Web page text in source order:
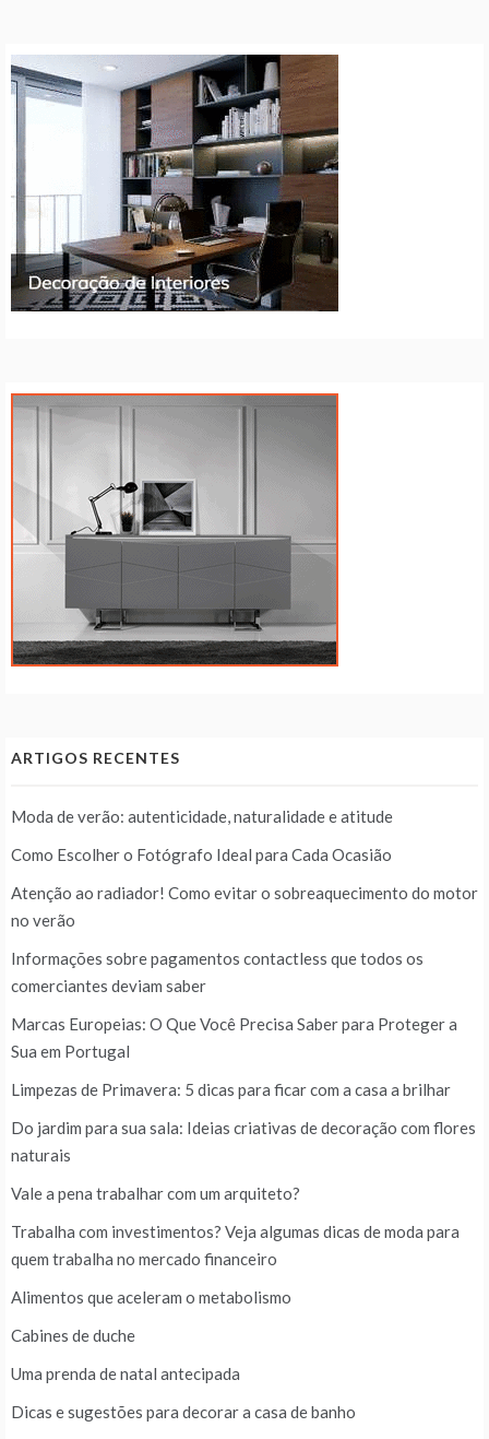
ARTIGOS RECENTES
Moda de verão: autenticidade, naturalidade e atitude
Como Escolher o Fotógrafo Ideal para Cada Ocasião
Atenção ao radiador! Como evitar o sobreaquecimento do motor
no verão
Informações sobre pagamentos contactless que todos os
comerciantes deviam saber
Marcas Europeias: O Que Você Precisa Saber para Proteger a
Sua em Portugal
Limpezas de Primavera: 5 dicas para ficar com a casa a brilhar
Do jardim para sua sala: Ideias criativas de decoração com flores
naturais
Vale a pena trabalhar com um arquiteto?
Trabalha com investimentos? Veja algumas dicas de moda para
quem trabalha no mercado financeiro
Alimentos que aceleram o metabolismo
Cabines de duche
Uma prenda de natal antecipada
Dicas e sugestões para decorar a casa de banho